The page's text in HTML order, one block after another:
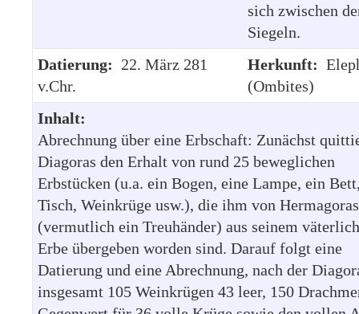
sich zwischen
Siegeln.
Datierung: 22. März 281
v.Chr.
Herkunft:
(Ombites)
Inhalt:
Abrechnung über eine Erbschaft: Zunächst
Diagoras den Erhalt von rund 25 beweglichen
Erbstücken (u.a. ein Bogen, eine Lampe, ein
Tisch, Weinkrüge usw.), die ihm von Hermagoras
(vermutlich ein Treuhänder) aus seinem
Erbe übergeben worden sind. Darauf folgt eine
Datierung und eine Abrechnung, nach der
insgesamt 105 Weinkrügen 43 leer, 150